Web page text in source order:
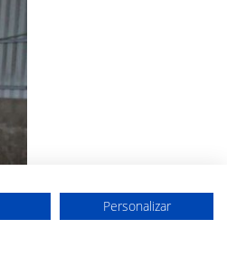
Personalizar